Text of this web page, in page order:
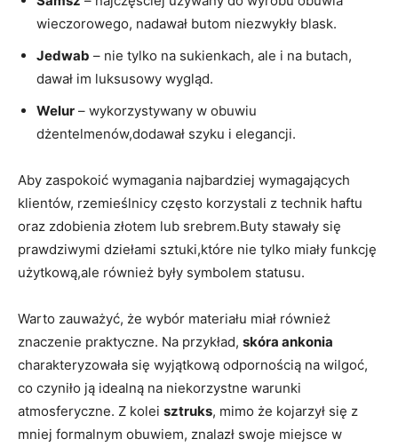
wieczorowego, nadawał butom niezwykły blask.
Jedwab – nie tylko na sukienkach, ale i na butach,
dawał im luksusowy wygląd.
Welur – wykorzystywany w obuwiu
dżentelmenów,dodawał szyku i elegancji.
Aby zaspokoić wymagania najbardziej wymagających
klientów, rzemieślnicy często korzystali z technik haftu
oraz zdobienia złotem lub srebrem.Buty stawały się
prawdziwymi dziełami sztuki,które nie tylko miały funkcję
użytkową,ale również były symbolem statusu.
Warto zauważyć, że wybór materiału miał również
znaczenie praktyczne. Na przykład, skóra ankonia
charakteryzowała się wyjątkową odpornością na wilgoć,
co czyniło ją idealną na niekorzystne warunki
atmosferyczne. Z kolei sztruks, mimo że kojarzył się z
mniej formalnym obuwiem, znalazł swoje miejsce w